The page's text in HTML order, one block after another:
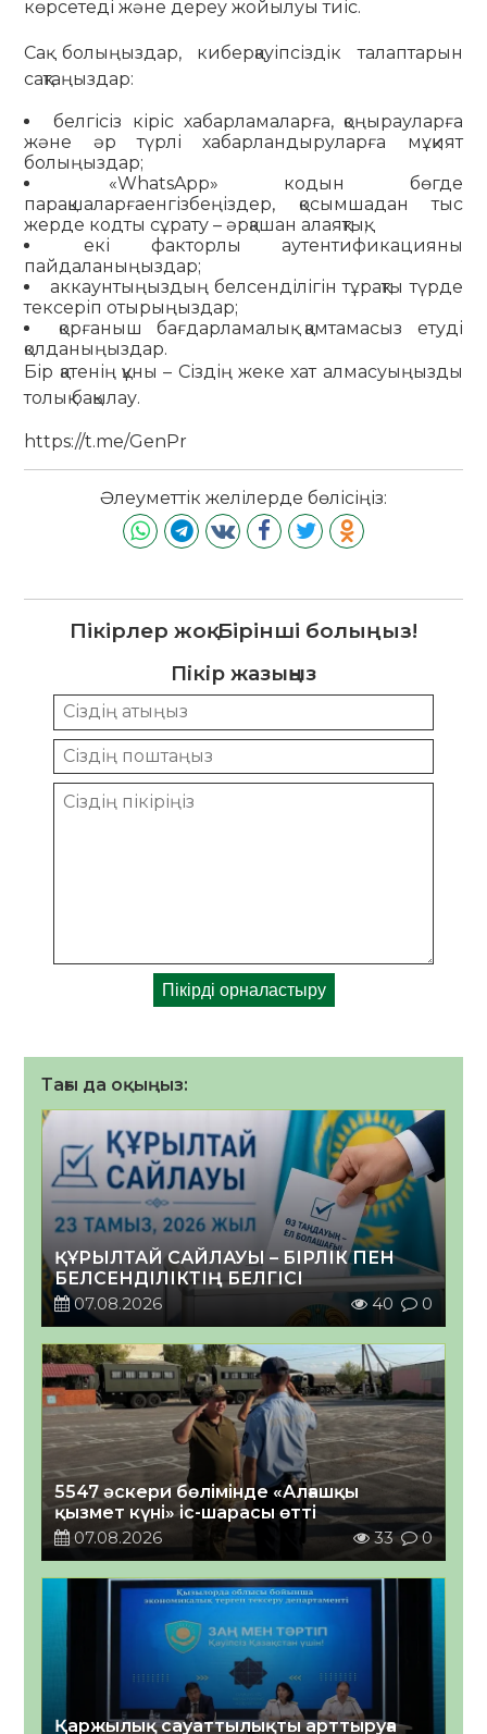
көрсетеді және дереу жойылуы тиіс.
Сақ болыңыздар, киберқауіпсіздік талаптарын
сақтаңыздар:
белгісіз кіріс хабарламаларға, қоңырауларға
және әр түрлі хабарландыруларға мұқият
болыңыздар;
«WhatsApp» кодын бөгде
парақшаларғаенгізбеңіздер, қосымшадан тыс
жерде кодты сұрату – әрқашан алаяқтық;
екі факторлы аутентификацияны
пайдаланыңыздар;
аккаунтыңыздың белсенділігін тұрақты түрде
тексеріп отырыңыздар;
қорғаныш бағдарламалық қамтамасыз етуді
қолданыңыздар.
Бір қатенің құны – Сіздің жеке хат алмасуыңызды
толық бақылау.
https://t.me/GenPr
Әлеуметтік желілерде бөлісіңіз:
Пікірлер жоқ. Бірінші болыңыз!
Пікір жазыңыз
Тағы да оқыңыз:
ҚҰРЫЛТАЙ САЙЛАУЫ – БІРЛІК ПЕН
БЕЛСЕНДІЛІКТІҢ БЕЛГІСІ
07.08.2026
40 0
5547 әскери бөлімінде «Алғашқы
қызмет күні» іс-шарасы өтті
07.08.2026
33 0
Қаржылық сауаттылықты арттыруға